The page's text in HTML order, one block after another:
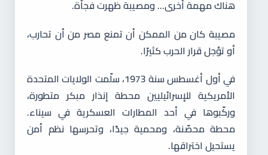
هناك مهمة أخرى... ومصيبة ظهرت فجأة.
مصيبة كان من الممكن أن تمنع مصر من أن تحارب،
أو تؤجل قرار الحرب كثيرًا.
في أول أغسطس سنة 1973، سلّمت الولايات المتحدة
الأمريكية للإسرائيليين محطة إنذار مبكر متطورة،
وركّبوها في أحد المطارات العسكرية في سيناء.
محطة محصّنة، ومحمية جيدًا، وتحرسها نظم أمن
يستحيل اختراقها.